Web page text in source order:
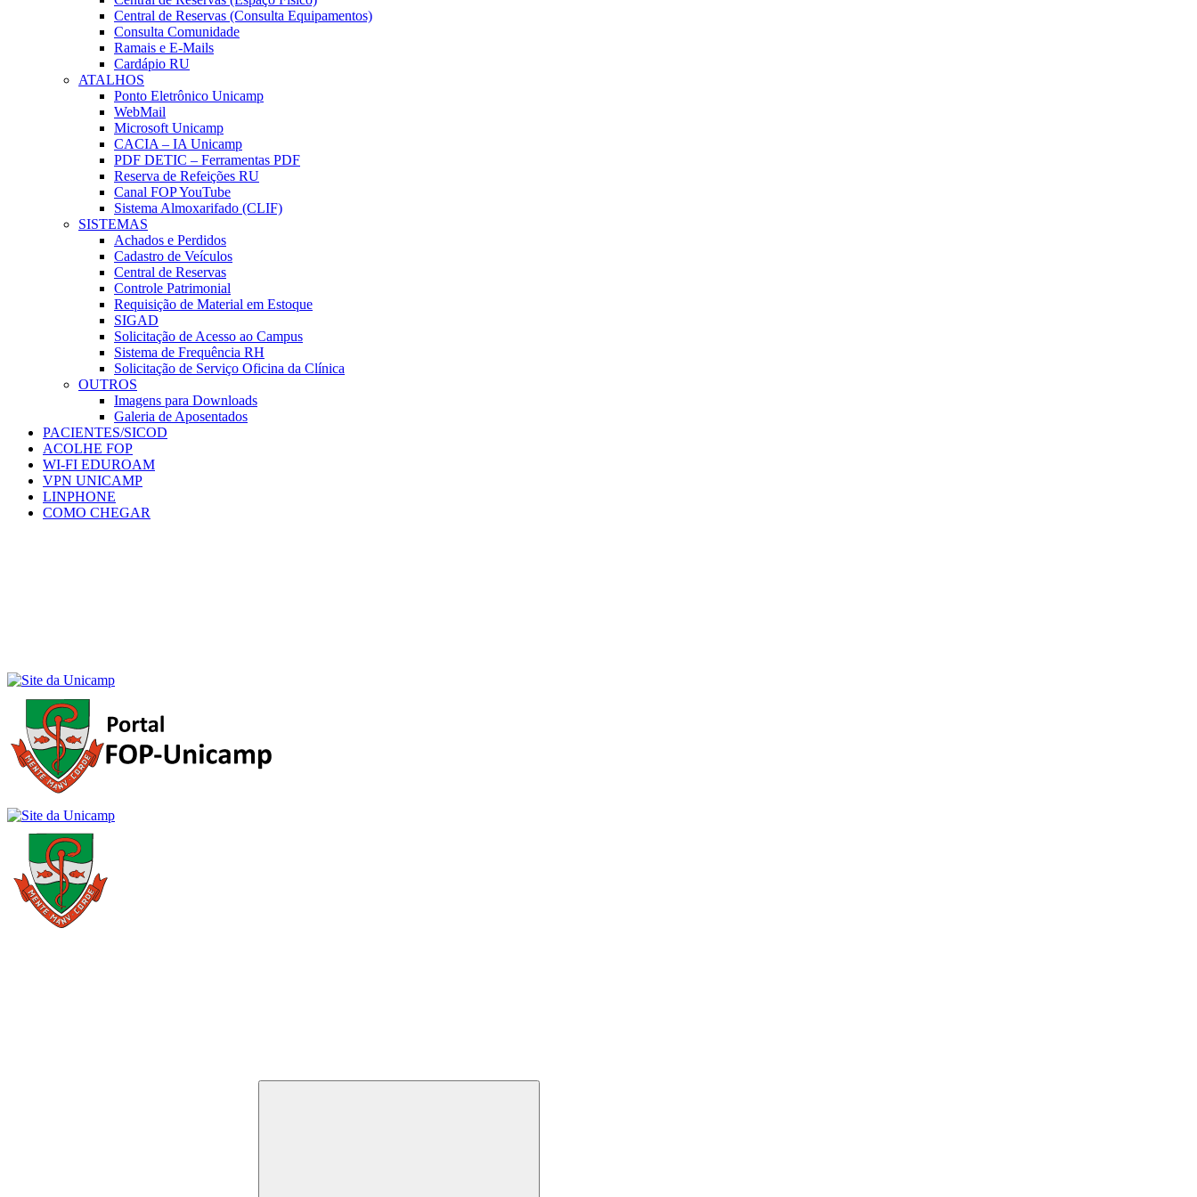
Central de Reservas (Consulta Equipamentos)
Consulta Comunidade
Ramais e E-Mails
Cardápio RU
ATALHOS
Ponto Eletrônico Unicamp
WebMail
Microsoft Unicamp
CACIA – IA Unicamp
PDF DETIC – Ferramentas PDF
Reserva de Refeições RU
Canal FOP YouTube
Sistema Almoxarifado (CLIF)
SISTEMAS
Achados e Perdidos
Cadastro de Veículos
Central de Reservas
Controle Patrimonial
Requisição de Material em Estoque
SIGAD
Solicitação de Acesso ao Campus
Sistema de Frequência RH
Solicitação de Serviço Oficina da Clínica
OUTROS
Imagens para Downloads
Galeria de Aposentados
PACIENTES/SICOD
ACOLHE FOP
WI-FI EDUROAM
VPN UNICAMP
LINPHONE
COMO CHEGAR